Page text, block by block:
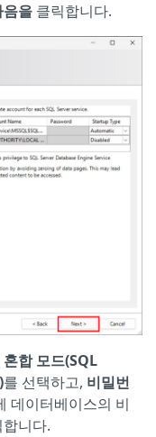
음을 클릭합니다.
혼합 모드(SQL
)를 선택하고, 비밀번
데이터베이스의 비
니다.